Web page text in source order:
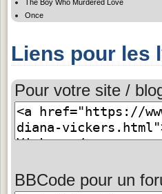
The Boy Who Murdered Love
Once
Liens pour les
Pour votre site /
BBCode pour un